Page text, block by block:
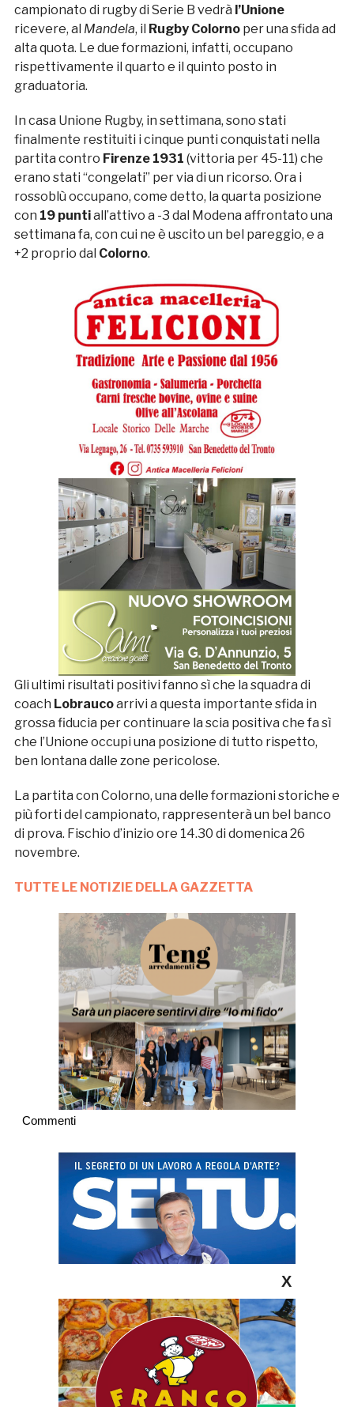
campionato di rugby di Serie B vedrà l’Unione
ricevere, al Mandela, il Rugby Colornoper una sfida ad
alta quota. Le due formazioni, infatti, occupano
rispettivamente il quarto e il quinto posto in
graduatoria.
In casa Unione Rugby, in settimana, sono stati
finalmente restituiti i cinque punti conquistati nella
partita contro Firenze 1931 (vittoria per 45-11) che
erano stati “congelati” per via di un ricorso. Ora i
rossoblù occupano, come detto, la quarta posizione
con 19 puntiall’attivo a -3 dal Modena affrontato una
settimana fa, con cui ne è uscito un bel pareggio, e a
+2 proprio dal Colorno.
Gli ultimi risultati positivi fanno sì che la squadra di
coach Lobraucoarrivi a questa importante sfida in
grossa fiducia per continuare la scia positiva che fa sì
che l’Unione occupi una posizione di tutto rispetto,
ben lontana dalle zone pericolose.
La partita con Colorno, una delle formazioni storiche e
più forti del campionato, rappresenterà un bel banco
di prova. Fischio d’inizio ore 14.30 di domenica 26
novembre.
TUTTE LE NOTIZIE DELLA GAZZETTA
Commenti
X